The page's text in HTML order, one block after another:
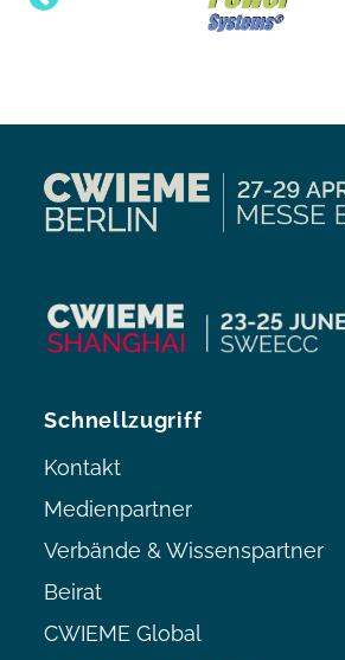
Schnellzugriff
Kontakt
Medienpartner
Verbände & Wissenspartner
Beirat
CWIEME Global